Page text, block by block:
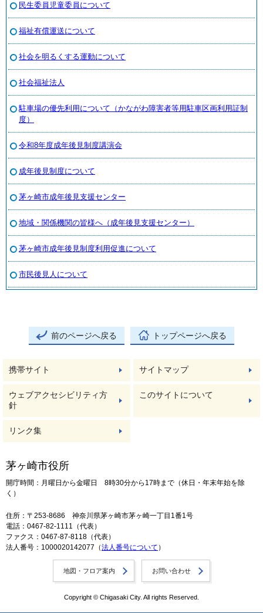
民生委員児童委員について
福祉有償運送について
社会を明るくする運動について
社会福祉法人
駐車場の優先利用について（かながわ障害者等用駐車区画利用証制
度）
令和8年度成年後見制度講演会
成年後見制度について
茅ヶ崎市成年後見支援センター
地域・関係機関の皆様へ（成年後見支援センター）
茅ヶ崎市成年後見制度利用促進について
市民後見人について
前のページへ戻る トップページへ戻る
携帯サイト サイトマップ
ウェブアクセシビリティ方
針
このサイトについて
リンク集
茅ヶ崎市役所
開庁時間：月曜日から金曜日 8時30分から17時まで（休日・年末年始を除
く）
住所：〒253-8686 神奈川県茅ヶ崎市茅ヶ崎一丁目1番1号
電話：0467-82-1111（代表）
ファクス：0467-87-8118（代表）
法人番号：1000020142077（法人番号について ）
地図・フロア案内 お問い合わせ
Copyright © Chigasaki City. All rights Reserved.